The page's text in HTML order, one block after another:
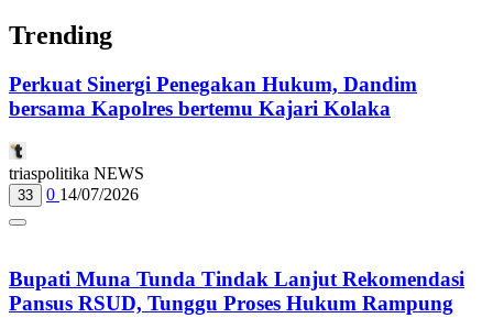
Trending
Perkuat Sinergi Penegakan Hukum, Dandim
bersama Kapolres bertemu Kajari Kolaka
triaspolitika NEWS
33 0 14/07/2026
Bupati Muna Tunda Tindak Lanjut Rekomendasi
Pansus RSUD, Tunggu Proses Hukum Rampung